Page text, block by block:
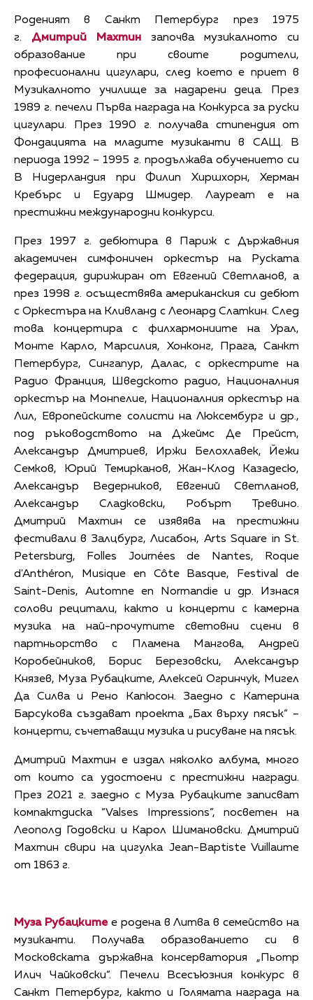
Роденият в Санкт Петербург през 1975
г. Дмитрий Махтин започва музикалното си
образование при своите родители,
професионални цигулари, след което е приет в
Музикалното училище за надарени деца. През
1989 г. печели Първа награда на Конкурса за руски
цигулари. През 1990 г. получава стипендия от
Фондацията на младите музиканти в САЩ. В
периода 1992 – 1995 г. продължава обучението си
В Нидерландия при Филип Хиршхорн, Херман
Кребърс и Едуард Шмидер. Лауреат е на
престижни международни конкурси.
През 1997 г. дебютира в Париж с Държавния
академичен симфоничен оркестър на Руската
федерация, дирижиран от Евгений Светланов, а
през 1998 г. осъществява американския си дебют
с Оркестъра на Кливланд с Леонард Слаткин. След
това концертира с филхармониите на Урал,
Монте Карло, Марсилия, Хонконг, Прага, Санкт
Петербург, Сингапур, Далас, с оркестрите на
Радио Франция, Шведското радио, Националния
оркестър на Монпелие, Националния оркестър на
Лил, Европейските солисти на Люксембург и др.,
под ръководството на Джеймс Де Прейст,
Александър Дмитриев, Иржи Белохлавек, Йежи
Семков, Юрий Темирканов, Жан-Клод Казадесю,
Александър Ведерников, Евгений Светланов,
Александър Сладковски, Робърт Тревино.
Дмитрий Махтин се изявява на престижни
фестивали в Залцбург, Лисабон, Arts Square in St.
Petersburg, Folles Journées de Nantes, Roque
d'Anthéron, Musique en Côte Basque, Festival de
Saint-Denis, Automne en Normandie и др. Изнася
солови рецитали, както и концерти с камерна
музика на най-прочутите световни сцени в
партньорство с Пламена Мангова, Андрей
Коробейников, Борис Березовски, Александър
Князев, Муза Рубацките, Алексей Огринчук, Мигел
Да Силва и Рено Капюсон. Заедно с Катерина
Барсукова създават проекта „Бах върху пясък“ –
концерти, съчетаващи музика и рисуване на пясък.
Дмитрий Махтин е издал няколко албума, много
от които са удостоени с престижни награди.
През 2021 г. заедно с Муза Рубацките записват
компактдиска “Valses Impressions”, посветен на
Леополд Годовски и Карол Шимановски. Дмитрий
Махтин свири на цигулка Jean-Baptiste Vuillaume
от 1863 г.
Муза Рубацкитее родена в Литва в семейство на
музиканти. Получава образованието си в
Московската държавна консерватория „Пьотр
Илич Чайковски“. Печели Всесъюзния конкурс в
Санкт Петербург, както и Голямата награда на